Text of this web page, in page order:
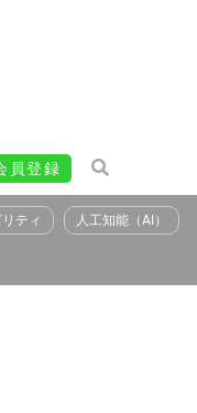
員登録
ティ 人工知能（AI）